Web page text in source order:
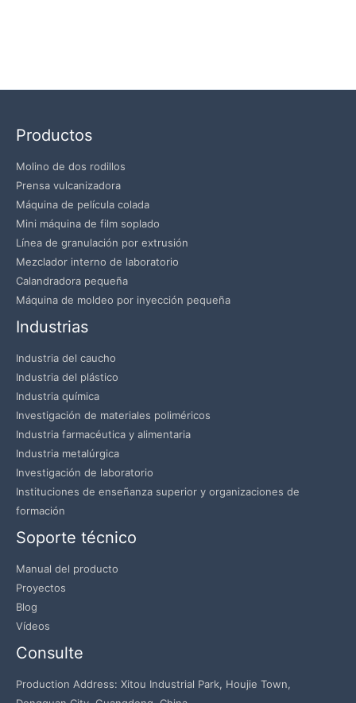
Productos
Molino de dos rodillos
Prensa vulcanizadora
Máquina de película colada
Mini máquina de film soplado
Línea de granulación por extrusión
Mezclador interno de laboratorio
Calandradora pequeña
Máquina de moldeo por inyección pequeña
Industrias
Industria del caucho
Industria del plástico
Industria química
Investigación de materiales poliméricos
Industria farmacéutica y alimentaria
Industria metalúrgica
Investigación de laboratorio
Instituciones de enseñanza superior y organizaciones de
formación
Soporte técnico
Manual del producto
Proyectos
Blog
Vídeos
Consulte
Production Address: Xitou Industrial Park, Houjie Town,